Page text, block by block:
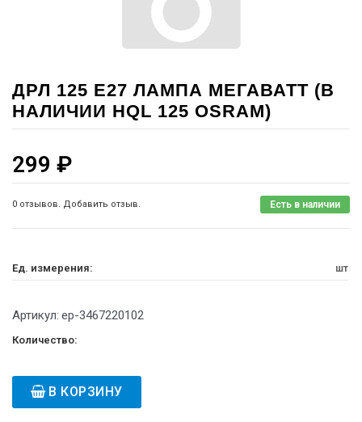
ДРЛ 125 Е27 ЛАМПА МЕГАВАТТ (В
НАЛИЧИИ HQL 125 OSRAM)
299 ₽
0 отзывов. Добавить отзыв. Есть в наличии
Ед. измерения: шт
Артикул: ep-3467220102
Количество:
В КОРЗИНУ